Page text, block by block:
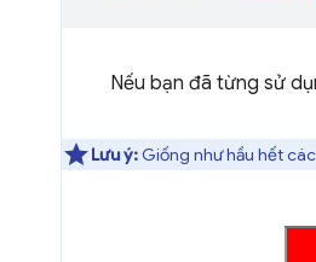
Nếu bạn đã từng sử
Lưu ý: Giống như hầu hết các